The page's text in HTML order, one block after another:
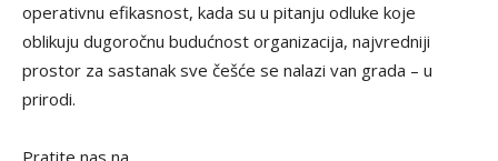
operativnu efikasnost, kada su u pitanju odluke koje
oblikuju dugoročnu budućnost organizacija, najvredniji
prostor za sastanak sve češće se nalazi van grada – u
prirodi.